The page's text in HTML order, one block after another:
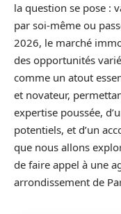
la question se pose :
par soi-même ou
2026, le marché
des opportunités
comme un atout
et novateur,
expertise poussée,
potentiels, et d’un
que nous allons
de faire appel à une
arrondissement de